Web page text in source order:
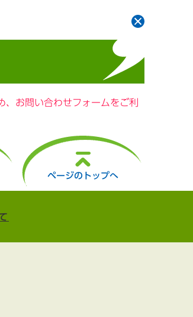
お問い合わせフォームをご利
ページのトップへ